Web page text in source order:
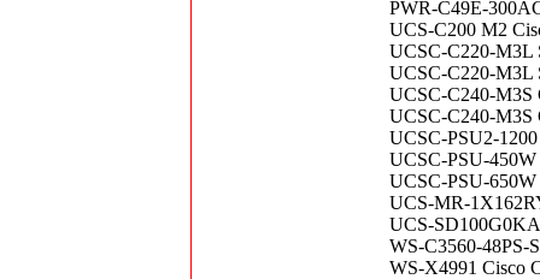
PWR-C49E-
UCS-C200 M2
UCSC-C220-M3L
UCSC-C220-M3L
UCSC-C240-M3S
UCSC-C240-M3S
UCSC-PSU2-
UCSC-PSU-
UCSC-PSU-650W
UCS-MR-
UCS-
WS-C3560-48PS-
WS-X4991 Cisco